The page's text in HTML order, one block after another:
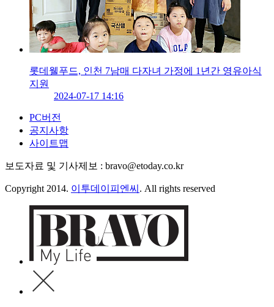
롯데웰푸드, 인천 7남매 다자녀 가정에 1년간 영유아식
지원
2024-07-17 14:16
PC버전
공지사항
사이트맵
보도자료 및 기사제보 : bravo@etoday.co.kr
Copyright 2014. 이투데이피엔씨 . All rights reserved